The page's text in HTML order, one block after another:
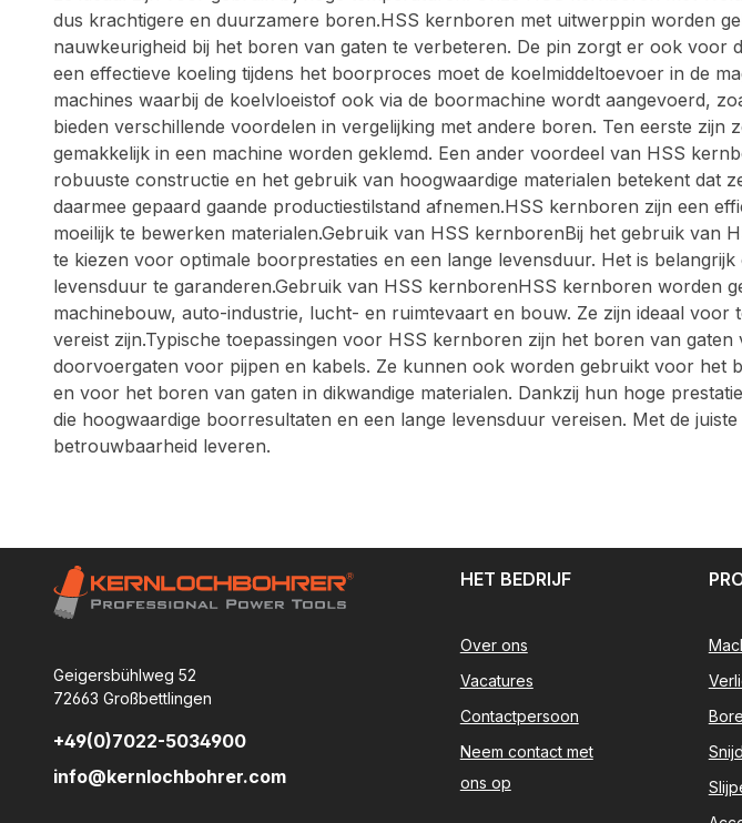
dus krachtigere en duurzamere boren.HSS kernboren met uitwerppin worden
nauwkeurigheid bij het boren van gaten te verbeteren. De pin zorgt er ook
een effectieve koeling tijdens het boorproces moet de koelmiddeltoevoer in de
machines waarbij de koelvloeistof ook via de boormachine wordt aangevoerd,
bieden verschillende voordelen in vergelijking met andere boren. Ten eerste
gemakkelijk in een machine worden geklemd. Een ander voordeel van HSS
robuuste constructie en het gebruik van hoogwaardige materialen betekent
daarmee gepaard gaande productiestilstand afnemen.HSS kernboren zijn een
moeilijk te bewerken materialen.Gebruik van HSS kernborenBij het gebruik van
te kiezen voor optimale boorprestaties en een lange levensduur. Het is
levensduur te garanderen.Gebruik van HSS kernborenHSS kernboren worden
machinebouw, auto-industrie, lucht- en ruimtevaart en bouw. Ze zijn ideaal
vereist zijn.Typische toepassingen voor HSS kernboren zijn het boren van
doorvoergaten voor pijpen en kabels. Ze kunnen ook worden gebruikt voor
en voor het boren van gaten in dikwandige materialen. Dankzij hun hoge
die hoogwaardige boorresultaten en een lange levensduur vereisen. Met de
betrouwbaarheid leveren.
Geigersbühlweg 52
72663 Großbettlingen
+49(0)7022-5034900
info@kernlochbohrer.com
HET BEDRIJF
Over ons
Vacatures
Contactpersoon
Neem contact met
ons op